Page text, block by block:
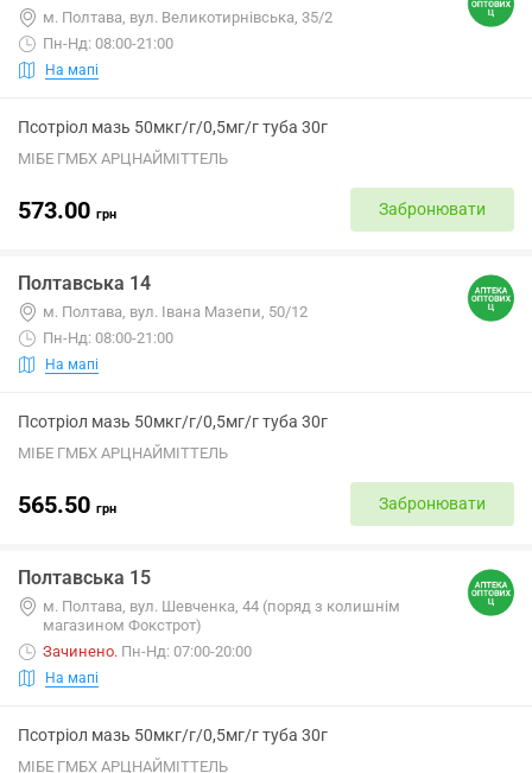
м. Полтава, вул. Великотирнівська, 35/2
Пн-Нд: 08:00-21:00
На мапі
Псотріол мазь 50мкг/г/0,5мг/г туба 30г
МІБЕ ГМБХ АРЦНАЙМІТТЕЛЬ
573.00 грн Забронювати
Полтавська 14
м. Полтава, вул. Івана Мазепи, 50/12
Пн-Нд: 08:00-21:00
На мапі
Псотріол мазь 50мкг/г/0,5мг/г туба 30г
МІБЕ ГМБХ АРЦНАЙМІТТЕЛЬ
565.50 грн Забронювати
Полтавська 15
м. Полтава, вул. Шевченка, 44 (поряд з колишнім
магазином Фокстрот)
Зачинено. Пн-Нд: 07:00-20:00
На мапі
Псотріол мазь 50мкг/г/0,5мг/г туба 30г
МІБЕ ГМБХ АРЦНАЙМІТТЕЛЬ